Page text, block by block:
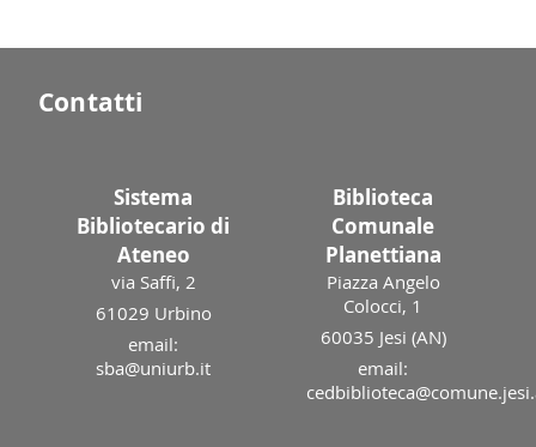
Contatti
Sistema
Bibliotecario di
Ateneo
via Saffi, 2
61029 Urbino
email:
sba@uniurb.it
Biblioteca
Comunale
Planettiana
Piazza Angelo
Colocci, 1
60035 Jesi (AN)
email: